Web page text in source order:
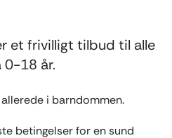
et frivilligt tilbud til alle
0-18 år.
i barndommen.
betingelser for en sund